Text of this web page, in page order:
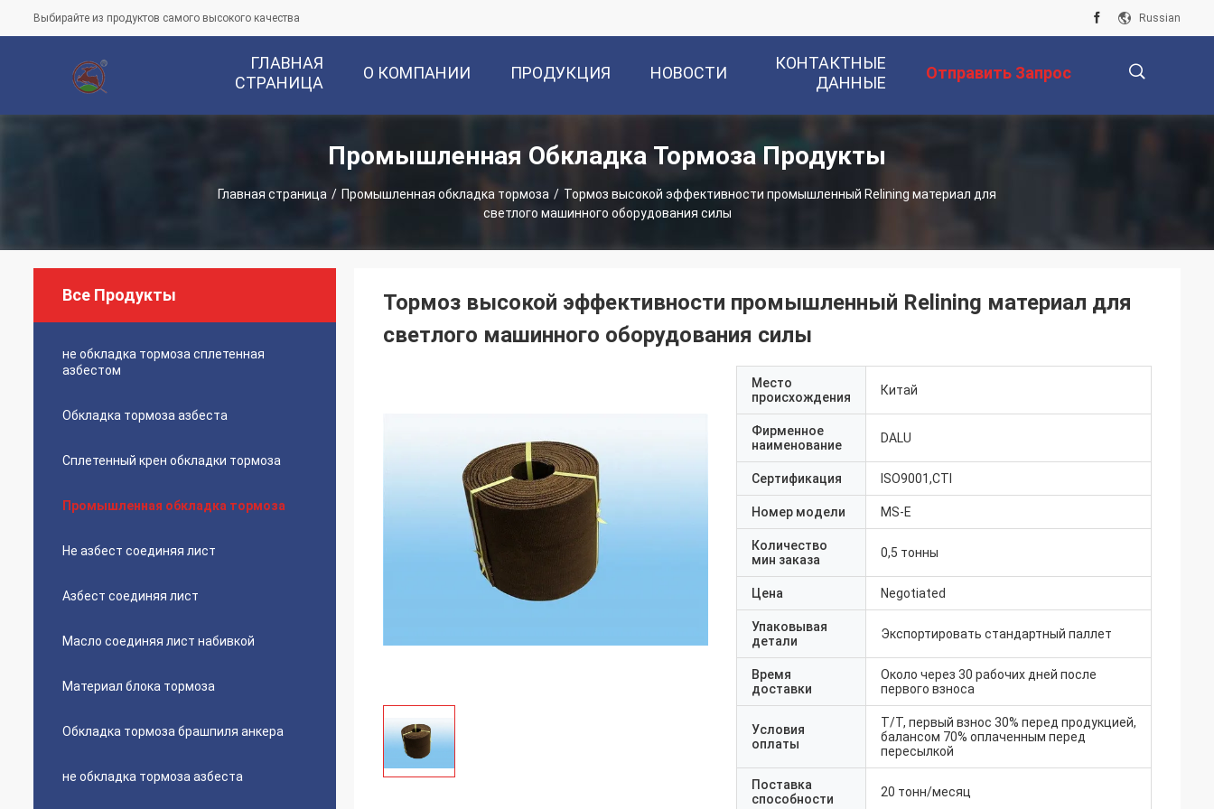
Выбирайте из продуктов самого высокого качества Russian
ГЛАВНАЯ
СТРАНИЦА
О КОМПАНИИ ПРОДУКЦИЯ НОВОСТИ
КОНТАКТНЫЕ
ДАННЫЕ
Отправить Запрос
Промышленная Обкладка Тормоза Продукты
Главная страница / Промышленная обкладка тормоза / Тормоз высокой эффективности промышленный Relining материал для
светлого машинного оборудования силы
Все Продукты
не обкладка тормоза сплетенная
азбестом
Обкладка тормоза азбеста
Сплетенный крен обкладки тормоза
Промышленная обкладка тормоза
Не азбест соединяя лист
Азбест соединяя лист
Масло соединяя лист набивкой
Материал блока тормоза
Обкладка тормоза брашпиля анкера
не обкладка тормоза азбеста
Тормоз высокой эффективности промышленный Relining материал для
светлого машинного оборудования силы
Место
происхождения
Китай
Фирменное
наименование
DALU
Сертификация ISO9001,CTI
Номер модели MS-E
Количество
мин заказа
0,5 тонны
Цена Negotiated
Упаковывая
детали
Экспортировать стандартный паллет
Время
доставки
Около через 30 рабочих дней после
первого взноса
Условия
оплаты
T/T, первый взнос 30% перед продукцией,
балансом 70% оплаченным перед
пересылкой
Поставка
способности
20 тонн/месяц